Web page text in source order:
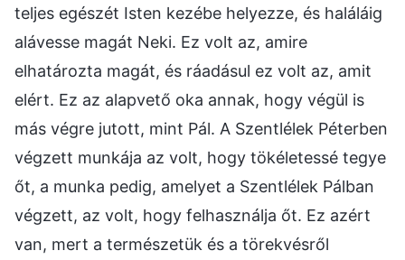
teljes egészét Isten kezébe helyezze, és haláláig
alávesse magát Neki. Ez volt az, amire
elhatározta magát, és ráadásul ez volt az, amit
elért. Ez az alapvető oka annak, hogy végül is
más végre jutott, mint Pál. A Szentlélek Péterben
végzett munkája az volt, hogy tökéletessé tegye
őt, a munka pedig, amelyet a Szentlélek Pálban
végzett, az volt, hogy felhasználja őt. Ez azért
van, mert a természetük és a törekvésről